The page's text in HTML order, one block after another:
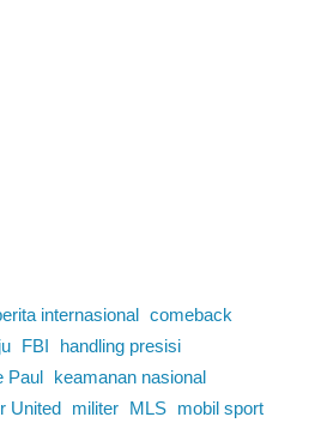
internasional comeback
FBI
handling presisi
Paul
keamanan nasional
United militer MLS mobil sport